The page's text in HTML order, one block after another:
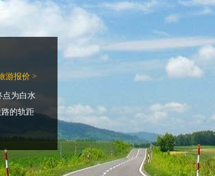
游报价 >
点为白水
的轨距